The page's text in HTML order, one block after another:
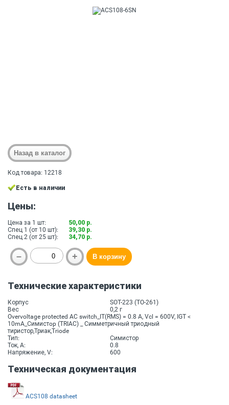
Код товара: 12218
Есть в наличии
Цены:
Цена за 1 шт:
50,00 р.
Спец 1 (от 10 шт):
39,30 р.
Спец 2 (от 25 шт):
34,70 р.
Технические характеристики
Корпус
SOT-223 (TO-261)
Вес
0,2 г
Overvoltage protected AC switch_IT(RMS) = 0.8 A, Vcl = 600V, IGT <
10mA_Симистop (TRIAC) _ Cимметричный триодный
тиристор,Триак,Triode
Тип:
Симистор
Ток, A:
0.8
Напряжение, V:
600
Техническая документация
ACS108 datasheet